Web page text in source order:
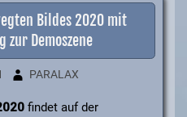
Bildes 2020 mit
zur Demoszene
PARALAX
findet auf der